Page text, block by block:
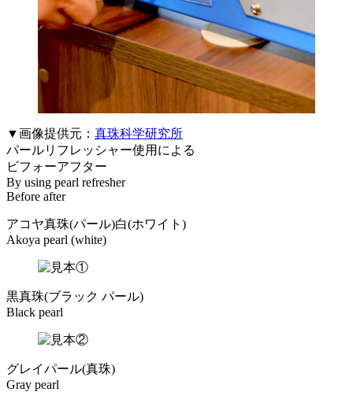
▼画像提供元： 真珠科学研究所
パールリフレッシャー使用による
ビフォーアフター
By using pearl refresher
Before after
アコヤ真珠(パール)白(ホワイト)
Akoya pearl (white)
黒真珠(ブラック パール)
Black pearl
グレイパール(真珠)
Gray pearl